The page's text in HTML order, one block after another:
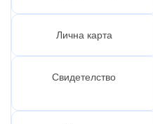
Лична карта
Свидетелство